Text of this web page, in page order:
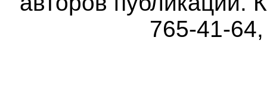
765-41-